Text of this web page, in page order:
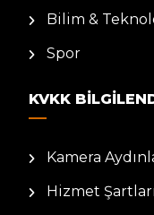
Bilim &
Spor
KVKK
Kamera
Hizmet Şartları